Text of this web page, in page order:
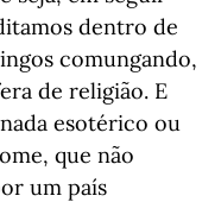
dentro de
comungando,
de religião. E
esotérico ou
que não
um país